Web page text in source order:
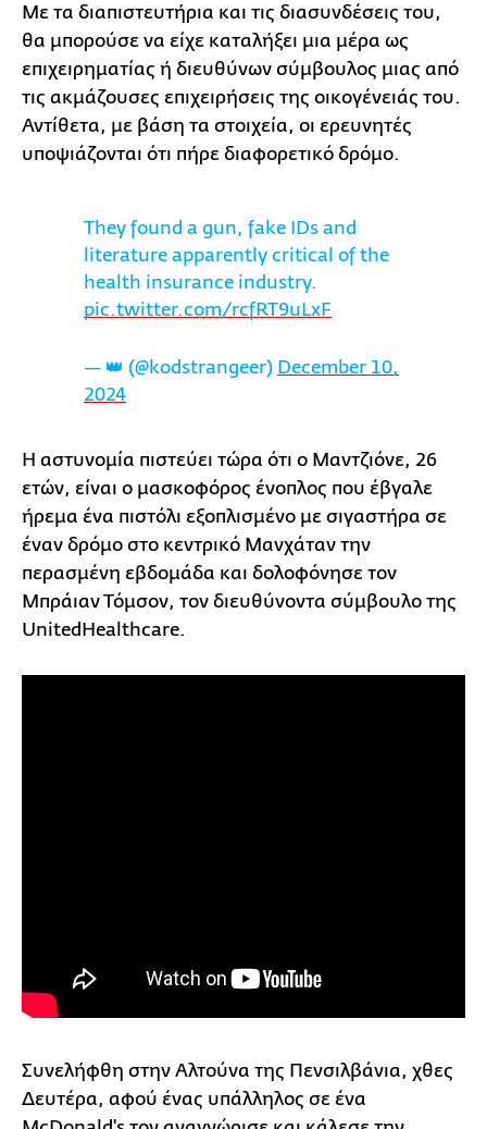
Με τα διαπιστευτήρια και τις διασυνδέσεις του,
θα μπορούσε να είχε καταλήξει μια μέρα ως
επιχειρηματίας ή διευθύνων σύμβουλος μιας από
τις ακμάζουσες επιχειρήσεις της οικογένειάς του.
Αντίθετα, με βάση τα στοιχεία, οι ερευνητές
υποψιάζονται ότι πήρε διαφορετικό δρόμο.
They found a gun, fake IDs and
literature apparently critical of the
health insurance industry.
pic.twitter.com/rcfRT9uLxF
— 👑 (@kodstrangeer) December 10,
2024
Η αστυνομία πιστεύει τώρα ότι ο Μαντζιόνε, 26
ετών, είναι ο μασκοφόρος ένοπλος που έβγαλε
ήρεμα ένα πιστόλι εξοπλισμένο με σιγαστήρα σε
έναν δρόμο στο κεντρικό Μανχάταν την
περασμένη εβδομάδα και δολοφόνησε τον
Μπράιαν Τόμσον, τον διευθύνοντα σύμβουλο της
UnitedHealthcare.
Συνελήφθη στην Αλτούνα της Πενσιλβάνια, χθες
Δευτέρα, αφού ένας υπάλληλος σε ένα